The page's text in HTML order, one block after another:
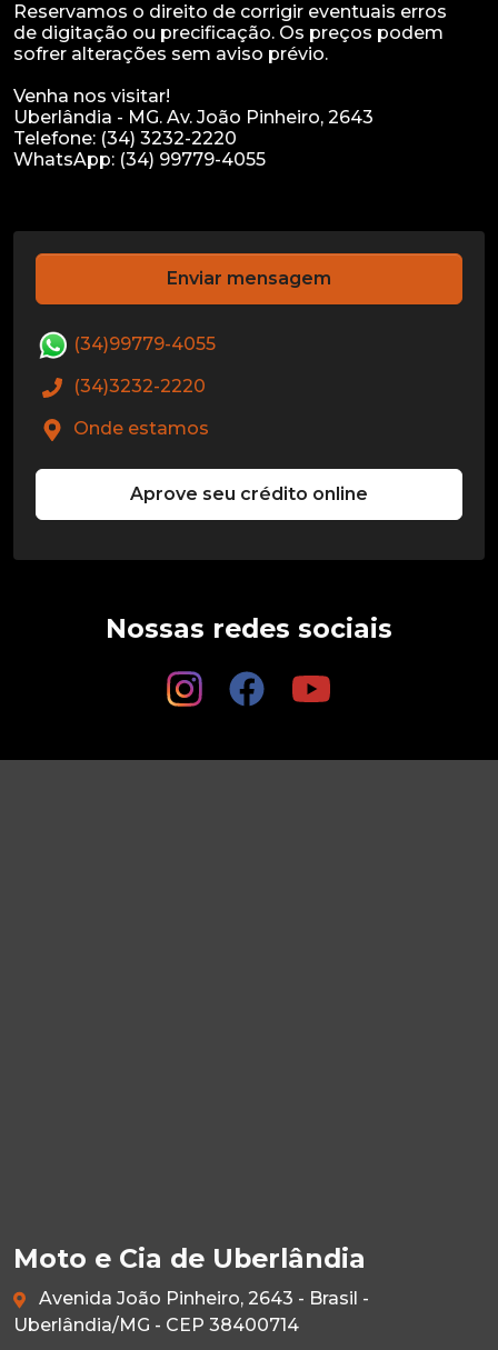
Reservamos o direito de corrigir eventuais erros
de digitação ou precificação. Os preços podem
sofrer alterações sem aviso prévio.
Venha nos visitar!
Uberlândia - MG. Av. João Pinheiro, 2643
Telefone: (34) 3232-2220
WhatsApp: (34) 99779-4055
Enviar mensagem
(34)99779-4055
(34)3232-2220
Onde estamos
Aprove seu crédito online
Nossas redes sociais
Moto e Cia de Uberlândia
Avenida João Pinheiro, 2643 - Brasil -
Uberlândia/MG - CEP 38400714